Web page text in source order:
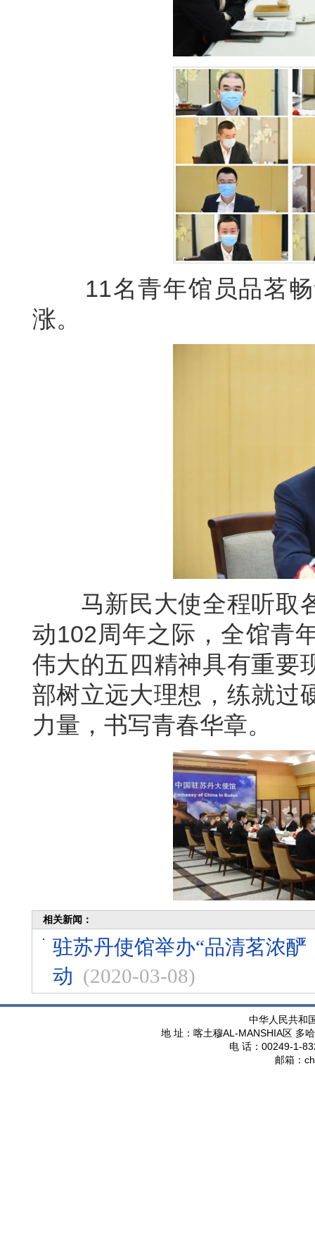
11名青年馆员品茗畅
涨。
马新民大使全程听取各
动102周年之际，全馆青
伟大的五四精神具有重要
部树立远大理想，练就过
力量，书写青春华章。
相关新闻：
驻苏丹使馆举办“品清茗浓
动 (2020-03-08)
中华人民共和
地 址：喀土穆AL-MANSHIA区 多
电 话： 00249-1-
邮箱：